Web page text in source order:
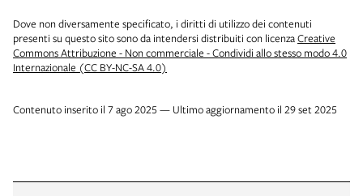
Dove non diversamente specificato, i diritti di utilizzo dei contenuti
presenti su questo sito sono da intendersi distribuiti con licenzaCreative
Commons Attribuzione - Non commerciale - Condividi allo stesso modo 4.0
Internazionale (CC BY-NC-SA 4.0)
Contenuto inserito il 7 ago 2025 — Ultimo aggiornamento il 29 set 2025